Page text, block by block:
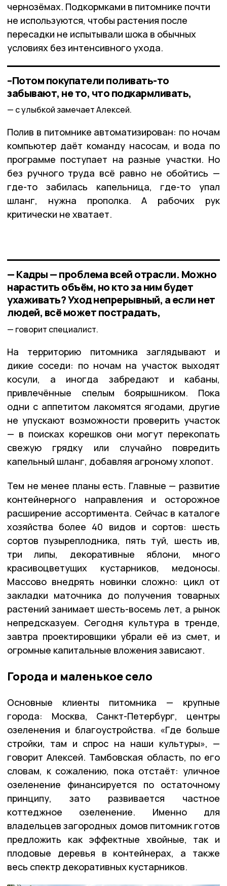
чернозёмах. Подкормками в питомнике почти
не используются, чтобы растения после
пересадки не испытывали шока в обычных
условиях без интенсивного ухода.
–Потом покупатели поливать-то
забывают, не то, что подкармливать,
с улыбкой замечает Алексей.
Полив в питомнике автоматизирован: по ночам
компьютер даёт команду насосам, и вода по
программе поступает на разные участки. Но
без ручного труда всё равно не обойтись —
где-то забилась капельница, где-то упал
шланг, нужна прополка. А рабочих рук
критически не хватает.
— Кадры — проблема всей отрасли. Можно
нарастить объём, но кто за ним будет
ухаживать? Уход непрерывный, а если нет
людей, всё может пострадать,
говорит специалист.
На территорию питомника заглядывают и
дикие соседи: по ночам на участок выходят
косули, а иногда забредают и кабаны,
привлечённые спелым боярышником. Пока
одни с аппетитом лакомятся ягодами, другие
не упускают возможности проверить участок
— в поисках корешков они могут перекопать
свежую грядку или случайно повредить
капельный шланг, добавляя агроному хлопот.
Тем не менее планы есть. Главные — развитие
контейнерного направления и осторожное
расширение ассортимента. Сейчас в каталоге
хозяйства более 40 видов и сортов: шесть
сортов пузыреплодника, пять туй, шесть ив,
три липы, декоративные яблони, много
красивоцветущих кустарников, медоносы.
Массово внедрять новинки сложно: цикл от
закладки маточника до получения товарных
растений занимает шесть-восемь лет, а рынок
непредсказуем. Сегодня культура в тренде,
завтра проектировщики убрали её из смет, и
огромные капитальные вложения зависают.
Города и маленькое село
Основные клиенты питомника — крупные
города: Москва, Санкт-Петербург, центры
озеленения и благоустройства. «Где больше
стройки, там и спрос на наши культуры», —
говорит Алексей. Тамбовская область, по его
словам, к сожалению, пока отстаёт: уличное
озеленение финансируется по остаточному
принципу, зато развивается частное
коттеджное озеленение. Именно для
владельцев загородных домов питомник готов
предложить как эффектные хвойные, так и
плодовые деревья в контейнерах, а также
весь спектр декоративных кустарников.